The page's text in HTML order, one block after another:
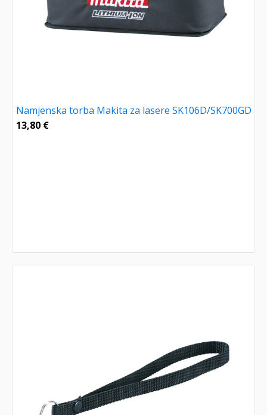
Namjenska torba Makita za lasere SK106D/SK700GD
13,80 €